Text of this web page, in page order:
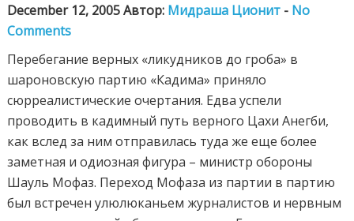
December 12, 2005 Автор: Мидраша Ционит - No
Comments
Перебегание верных «ликудников до гроба» в
шароновскую партию «Кадима» приняло
сюрреалистические очертания. Едва успели
проводить в кадимный путь верного Цахи Анегби,
как вслед за ним отправилась туда же еще более
заметная и одиозная фигура – министр обороны
Шауль Мофаз. Переход Мофаза из партии в партию
был встречен улюлюканьем журналистов и нервным